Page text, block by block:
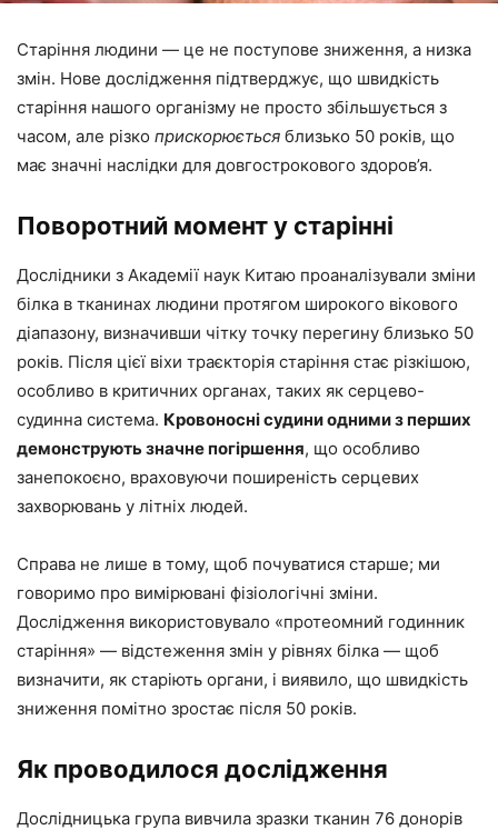
Старіння людини — це не поступове зниження, а низка
змін. Нове дослідження підтверджує, що швидкість
старіння нашого організму не просто збільшується з
часом, але різко прискорюється близько 50 років, що
має значні наслідки для довгострокового здоров’я.
Поворотний момент у старінні
Дослідники з Академії наук Китаю проаналізували зміни
білка в тканинах людини протягом широкого вікового
діапазону, визначивши чітку точку перегину близько 50
років. Після цієї віхи траєкторія старіння стає різкішою,
особливо в критичних органах, таких як серцево-
судинна система. Кровоносні судини одними з перших
демонструють значне погіршення, що особливо
занепокоєно, враховуючи поширеність серцевих
захворювань у літніх людей.
Справа не лише в тому, щоб почуватися старше; ми
говоримо про вимірювані фізіологічні зміни.
Дослідження використовувало «протеомний годинник
старіння» — відстеження змін у рівнях білка — щоб
визначити, як старіють органи, і виявило, що швидкість
зниження помітно зростає після 50 років.
Як проводилося дослідження
Дослідницька група вивчила зразки тканин 76 донорів